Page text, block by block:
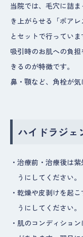
当院では、毛穴に詰
き上がらせる「ポア
とセットで行っていま
吸引時のお肌への負
きるのが特徴です。
鼻・顎など、角栓が気
ハイドラジェ
・ 治療前・治療後は
うにしてください。
・ 乾燥や皮剥けを起
うにしてください。
・ 肌のコンディショ